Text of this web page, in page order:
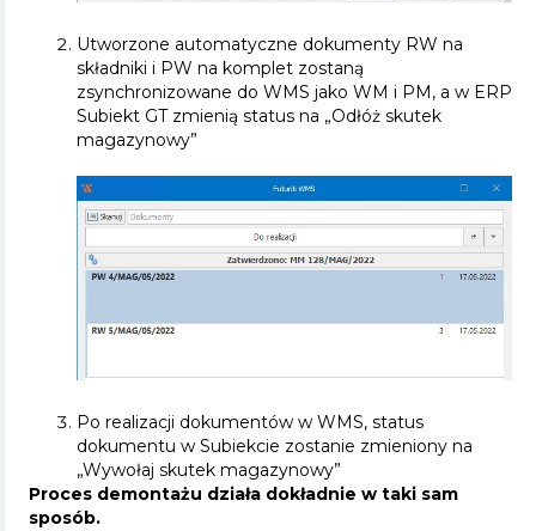
Utworzone automatyczne dokumenty RW na
składniki i PW na komplet zostaną
zsynchronizowane do WMS jako WM i PM, a w ERP
Subiekt GT zmienią status na „Odłóż skutek
magazynowy”
Po realizacji dokumentów w WMS, status
dokumentu w Subiekcie zostanie zmieniony na
„Wywołaj skutek magazynowy”
Proces demontażu działa dokładnie w taki sam
sposób.